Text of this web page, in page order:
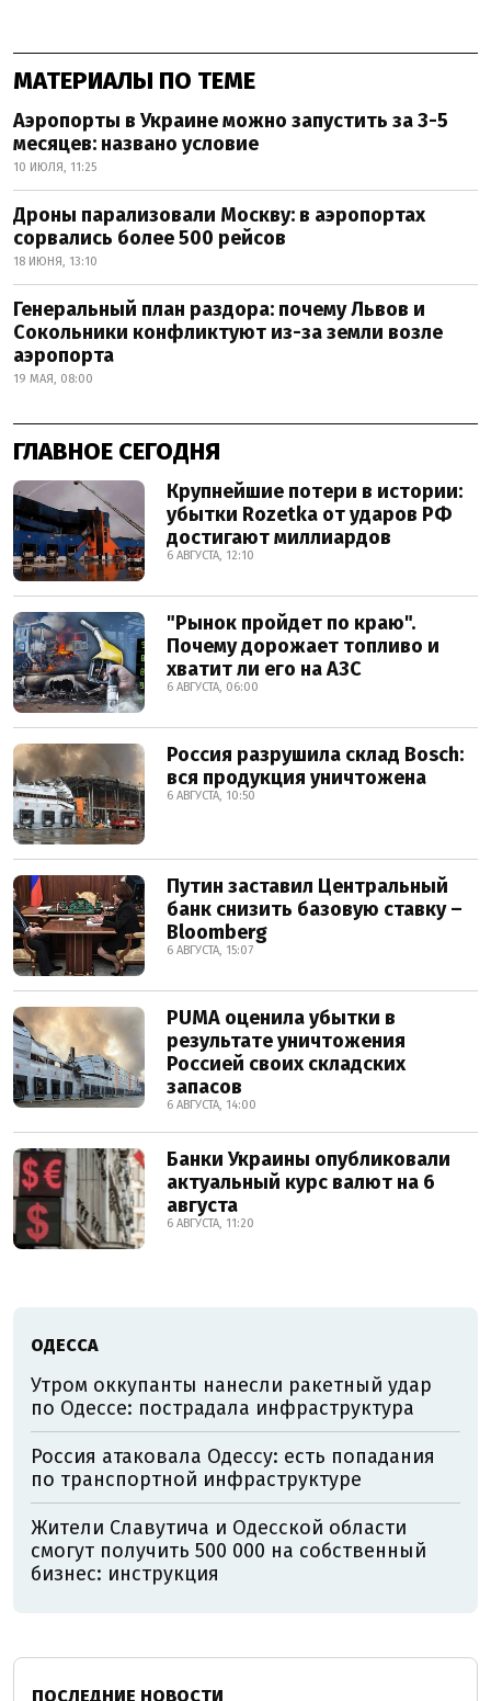
МАТЕРИАЛЫ ПО ТЕМЕ
Аэропорты в Украине можно запустить за 3-5
месяцев: названо условие
10 ИЮЛЯ, 11:25
Дроны парализовали Москву: в аэропортах
сорвались более 500 рейсов
18 ИЮНЯ, 13:10
Генеральный план раздора: почему Львов и
Сокольники конфликтуют из-за земли возле
аэропорта
19 МАЯ, 08:00
ГЛАВНОЕ СЕГОДНЯ
Крупнейшие потери в истории:
убытки Rozetka от ударов РФ
достигают миллиардов
6 АВГУСТА, 12:10
"Рынок пройдет по краю".
Почему дорожает топливо и
хватит ли его на АЗС
6 АВГУСТА, 06:00
Россия разрушила склад Bosch:
вся продукция уничтожена
6 АВГУСТА, 10:50
Путин заставил Центральный
банк снизить базовую ставку –
Bloomberg
6 АВГУСТА, 15:07
PUMA оценила убытки в
результате уничтожения
Россией своих складских
запасов
6 АВГУСТА, 14:00
Банки Украины опубликовали
актуальный курс валют на 6
августа
6 АВГУСТА, 11:20
ОДЕССА
Утром оккупанты нанесли ракетный удар
по Одессе: пострадала инфраструктура
Россия атаковала Одессу: есть попадания
по транспортной инфраструктуре
Жители Славутича и Одесской области
смогут получить 500 000 на собственный
бизнес: инструкция
ПОСЛЕДНИЕ НОВОСТИ